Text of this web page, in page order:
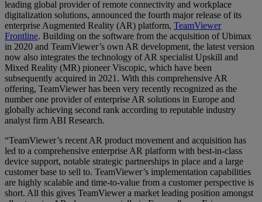
leading global provider of remote connectivity and workplace
digitalization solutions, announced the fourth major release of its
enterprise Augmented Reality (AR) platform, TeamViewer
Frontline. Building on the software from the acquisition of Ubimax
in 2020 and TeamViewer’s own AR development, the latest version
now also integrates the technology of AR specialist Upskill and
Mixed Reality (MR) pioneer Viscopic, which have been
subsequently acquired in 2021. With this comprehensive AR
offering, TeamViewer has been very recently recognized as the
number one provider of enterprise AR solutions in Europe and
globally achieving second rank according to reputable industry
analyst firm ABI Research.
“TeamViewer’s recent AR product movement and acquisition has
led to a comprehensive enterprise AR platform with best-in-class
device support, notable strategic partnerships in place and a large
customer base to sell to. TeamViewer’s implementation capabilities
are highly scalable and time-to-value from a customer perspective is
short. All this gives TeamViewer a market leading position amongst